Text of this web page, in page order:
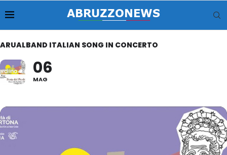
ARUALBAND ITALIAN SONG IN CONCERTO
06
MAG